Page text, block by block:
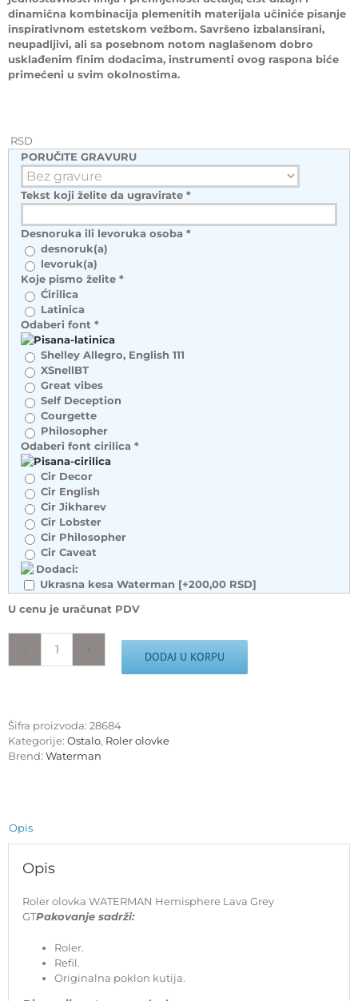
dinamična kombinacija plemenitih materijala učiniće pisanje
inspirativnom estetskom vežbom. Savršeno izbalansirani,
neupadljivi, ali sa posebnom notom naglašenom dobro
usklađenim finim dodacima, instrumenti ovog raspona biće
primećeni u svim okolnostima.
RSD
PORUČITE GRAVURU
Tekst koji želite da ugravirate *
Desnoruka ili levoruka osoba *
desnoruk(a)
levoruk(a)
Koje pismo želite *
Ćirilica
Latinica
Odaberi font *
Shelley Allegro, English 111
XSnellBT
Great vibes
Self Deception
Courgette
Philosopher
Odaberi font cirilica *
Cir Decor
Cir English
Cir Jikharev
Cir Lobster
Cir Philosopher
Cir Caveat
Dodaci:
Ukrasna kesa Waterman [+200,00 RSD]
U cenu je uračunat PDV
Roler
Grey
GT
količina
DODAJ U KORPU
Šifra proizvoda: 28684
Kategorije: Ostalo, Roler olovke
Brend: Waterman
Opis
Opis
Roler olovka WATERMAN Hemisphere Lava Grey
GTPakovanje sadrži:
Roler.
Refil.
Originalna poklon kutija.